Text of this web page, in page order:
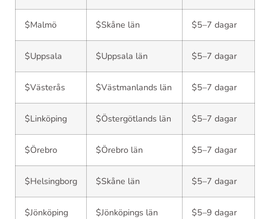
$Malmö $Skåne län $5–7 dagar
$Uppsala $Uppsala län $5–7 dagar
$Västerås $Västmanlands län $5–7 dagar
$Linköping $Östergötlands län $5–7 dagar
$Örebro $Örebro län $5–7 dagar
$Helsingborg $Skåne län $5–7 dagar
$Jönköping $Jönköpings län $5–9 dagar